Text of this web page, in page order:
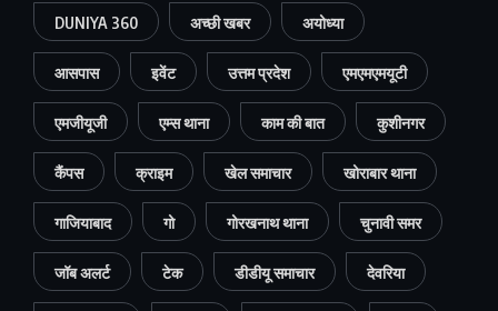
DUNIYA 360 अच्छी खबर अयोध्या
आसपास इवेंट उत्तम प्रदेश एमएमएमयूटी
एमजीयूजी एम्स थाना काम की बात कुशीनगर
कैंपस क्राइम खेल समाचार खोराबार थाना
गाजियाबाद गो गोरखनाथ थाना चुनावी समर
जॉब अलर्ट टेक डीडीयू समाचार देवरिया